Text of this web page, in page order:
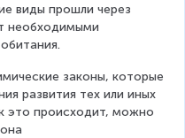
виды прошли через
необходимыми
законы, которые
развития тех или иных
это происходит, можно